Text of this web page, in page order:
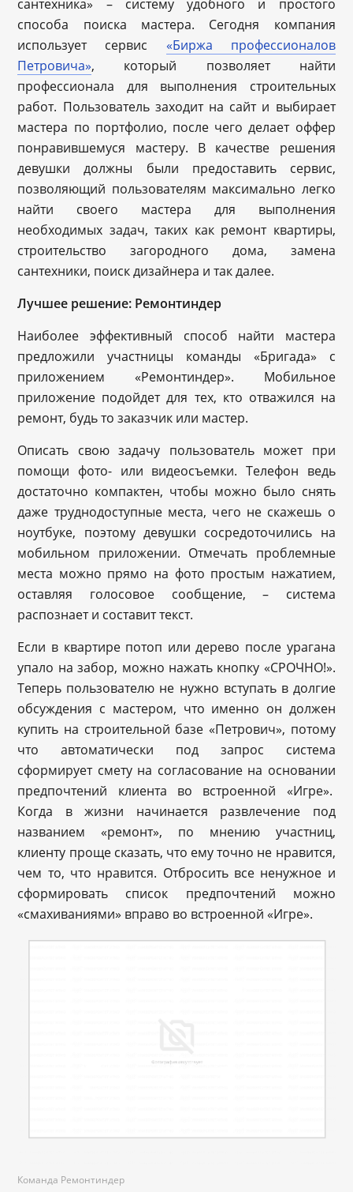
сантехника» – систему удобного и простого
способа поиска мастера. Сегодня компания
использует сервис «Биржа профессионалов
Петровича», который позволяет найти
профессионала для выполнения строительных
работ. Пользователь заходит на сайт и выбирает
мастера по портфолио, после чего делает оффер
понравившемуся мастеру. В качестве решения
девушки должны были предоставить сервис,
позволяющий пользователям максимально легко
найти своего мастера для выполнения
необходимых задач, таких как ремонт квартиры,
строительство загородного дома, замена
сантехники, поиск дизайнера и так далее.
Лучшее решение: Ремонтиндер
Наиболее эффективный способ найти мастера
предложили участницы команды «Бригада» с
приложением «Ремонтиндер». Мобильное
приложение подойдет для тех, кто отважился на
ремонт, будь то заказчик или мастер.
Описать свою задачу пользователь может при
помощи фото- или видеосъемки. Телефон ведь
достаточно компактен, чтобы можно было снять
даже труднодоступные места, чего не скажешь о
ноутбуке, поэтому девушки сосредоточились на
мобильном приложении. Отмечать проблемные
места можно прямо на фото простым нажатием,
оставляя голосовое сообщение, – система
распознает и составит текст.
Если в квартире потоп или дерево после урагана
упало на забор, можно нажать кнопку «СРОЧНО!».
Теперь пользователю не нужно вступать в долгие
обсуждения с мастером, что именно он должен
купить на строительной базе «Петрович», потому
что автоматически под запрос система
сформирует смету на согласование на основании
предпочтений клиента во встроенной «Игре».
Когда в жизни начинается развлечение под
названием «ремонт», по мнению участниц,
клиенту проще сказать, что ему точно не нравится,
чем то, что нравится. Отбросить все ненужное и
сформировать список предпочтений можно
«смахиваниями» вправо во встроенной «Игре».
Команда Ремонтиндер